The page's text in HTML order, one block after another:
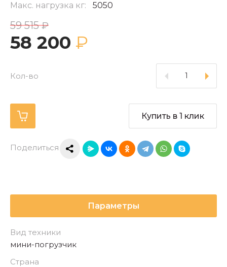
Макс. нагрузка кг:
5050
59 515 ₽
58 200 ₽
Кол-во
Купить в 1 клик
Поделиться
Параметры
Вид техники
мини-погрузчик
Страна